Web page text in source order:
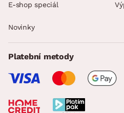
E-shop speciál
Novinky
Platební metody